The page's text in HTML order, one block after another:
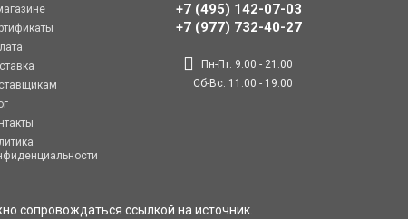
+7 (495) 142-07-03
‎‎+7 (977) 732-40-27
Пн-Пт: 9:00 - 21:00
Сб-Вс: 11:00 - 19:00
сопровождаться ссылкой на источник.